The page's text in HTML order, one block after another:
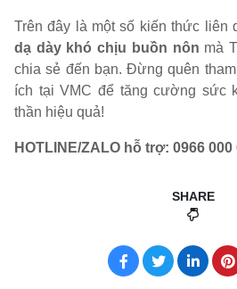
Trên đây là một số kiến thức liên
dạ dày khó chịu buồn nôn mà
chia sẻ đến bạn. Đừng quên
ích tại VMC để tăng cường sức
thần hiệu quả!
HOTLINE/ZALO hỗ trợ: 0966 000
SHARE